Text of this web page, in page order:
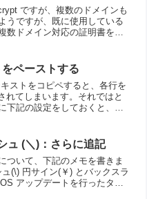
ですが、複数のドメインも
うですが、既に使用している
数ドメイン対応の証明書を取
ペーストする
ストをコピペすると、各行を
れてしまいます。それではと
下記の設定をしておくと、プ
ュ (＼)：さらに追記
ついて、下記のメモを書きま
(\) 円サイン(￥) とバックスラ
アップデートを行ったタイ